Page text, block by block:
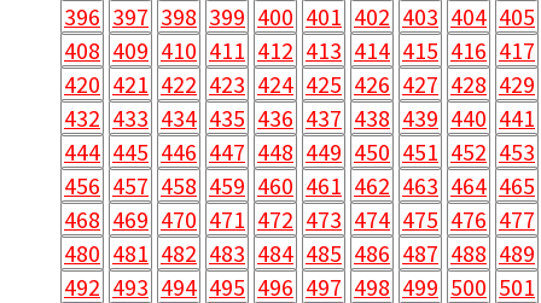
396 397 398 399 400 401 402 403 404 405
408 409 410 411 412 413 414 415 416 417
420 421 422 423 424 425 426 427 428 429
432 433 434 435 436 437 438 439 440 441
444 445 446 447 448 449 450 451 452 453
456 457 458 459 460 461 462 463 464 465
468 469 470 471 472 473 474 475 476 477
480 481 482 483 484 485 486 487 488 489
492 493 494 495 496 497 498 499 500 501